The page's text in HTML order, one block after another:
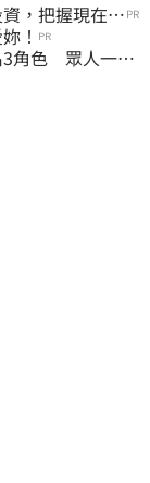
，把握現在不 PR
！ PR
3角色 眾人一看